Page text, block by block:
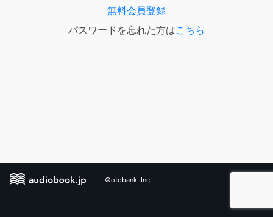
無料会員登録
パスワードを忘れた方はこちら
©otobank, Inc.